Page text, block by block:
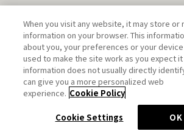
このホームページに掲載されている著作物の無断利
When you visit any website, it may store or
information on your browser. This
about you, your preferences or your
used to make the site work as you expect it
information does not usually directly
can give you a more personalized web
experience. Cookie Policy
Cookie Settings OK